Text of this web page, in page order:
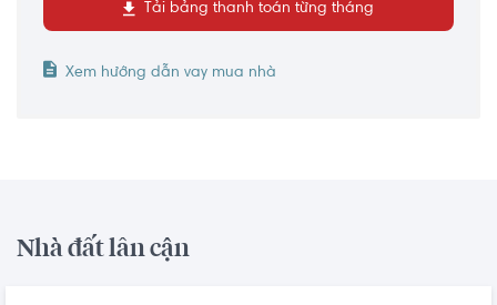
Tải bảng thanh toán từng tháng
Xem hướng dẫn vay mua nhà
Nhà đất lân cận